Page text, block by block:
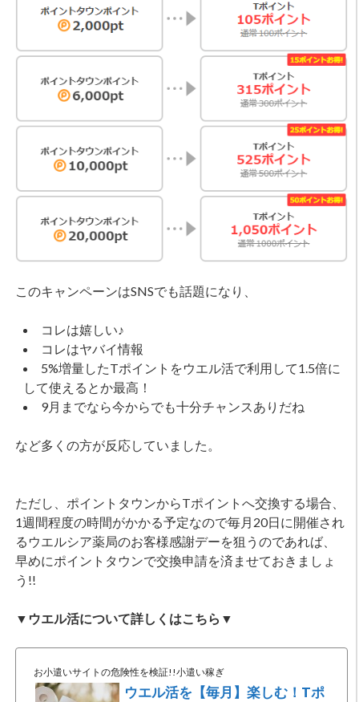
このキャンペーンはSNSでも話題になり、
コレは嬉しい♪
コレはヤバイ情報
5%増量したTポイントをウエル活で利用して1.5倍に
して使えるとか最高！
9月までなら今からでも十分チャンスありだね
など多くの方が反応していました。
ただし、ポイントタウンからTポイントへ交換する場合、
1週間程度の時間がかかる予定なので毎月20日に開催され
るウエルシア薬局のお客様感謝デーを狙うのであれば、
早めにポイントタウンで交換申請を済ませておきましょ
う!!
▼ウエル活について詳しくはこちら▼
お小遣いサイトの危険性を検証!!小遣い稼ぎ
ウエル活を【毎月】楽しむ！Tポ